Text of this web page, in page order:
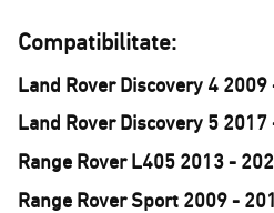
Compatibilitate:
Land Rover Discovery 4 2009
Land Rover Discovery 5 2017
Range Rover L405 2013 -
Range Rover Sport 2009 -